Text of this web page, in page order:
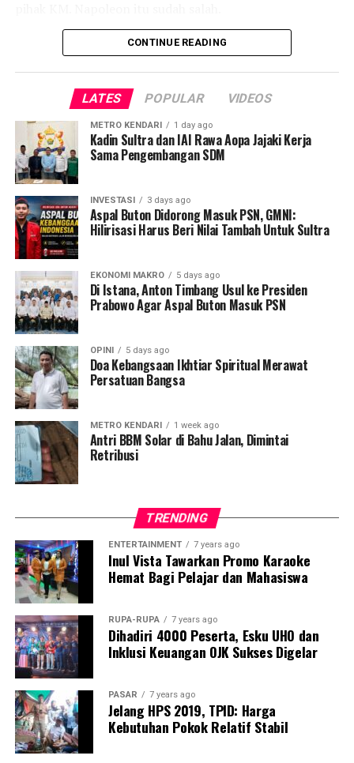
” Nyatanya mereka melanggar kenapa dia tiba-tiba
kesepakatan bersama, ” ungkap Kabid Kepelabuhan dan
Angkutan Pelayaran Rustam. Senin, 13 April 2026.
Ia juga menegaskan kepada pihak KM. Napoleon tidak
boleh melakukan tindakan seperti itu, sebab selain
pelabuhan daerah yang tersedia ada juga Pelabuhan
Pengulubelo yang berstatus sebagai pelabuhan Nasional
yang bisa di lakukan bongkar muat dan penurunan
penumpang.
Selain itu, aktifitas penurunan penumpang di pelabuhan
yang tidak resmi itu sudah merugikan daerah, sebab tak
ada lagi penarikan Retribusi PAD yang masuk kedaerah.
“Tidak bisa di pungut restribusi, kan pelabuhanya tidak
memenuhi syarat belum ada juga perizinanya dari pihak-
pihak terkait,” ujar Rustam.
Laporan : Ful
Editor : Tam
Post Views:
CONTINUE READING
LATES POPULAR VIDEOS
METRO KENDARI 1 day ago
Kadin Sultra dan IAI Rawa Aopa Jajaki Kerja
Sama Pengembangan SDM
INVESTASI 3 days ago
Aspal Buton Didorong Masuk PSN, GMNI:
Hilirisasi Harus Beri Nilai Tambah Untuk Sultra
EKONOMI MAKRO 5 days ago
Di Istana, Anton Timbang Usul ke Presiden
Prabowo Agar Aspal Buton Masuk PSN
OPINI 5 days ago
Doa Kebangsaan Ikhtiar Spiritual Merawat
Persatuan Bangsa
METRO KENDARI 1 week ago
Antri BBM Solar di Bahu Jalan, Dimintai
Retribusi
TRENDING
ENTERTAINMENT 7 years ago
Inul Vista Tawarkan Promo Karaoke
Hemat Bagi Pelajar dan Mahasiswa
RUPA-RUPA 7 years ago
Dihadiri 4000 Peserta, Esku UHO dan
Inklusi Keuangan OJK Sukses Digelar
PASAR 7 years ago
Jelang HPS 2019, TPID: Harga
Kebutuhan Pokok Relatif Stabil